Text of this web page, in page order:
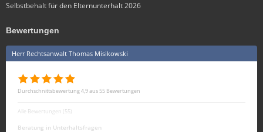
Selbstbehalt für den Elternunterhalt 2026
Bewertungen
Herr Rechtsanwalt Thomas Misikowski
Durchschnittsbewertung 4,9 aus 55 Bewertungen
Alle Bewertungen (55)
Beratung in Unterhaltsfragen